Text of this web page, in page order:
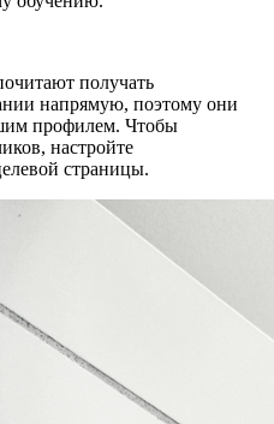
получать
напрямую, поэтому они
профилем. Чтобы
настройте
страницы.